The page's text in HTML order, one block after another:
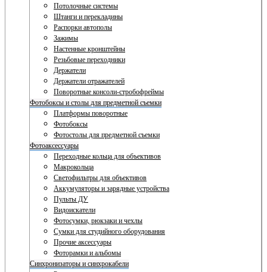
Потолочные системы
Штанги и перекладины
Распорки автополы
Зажимы
Настенные кронштейны
Резьбовые переходники
Держатели
Держатели отражателей
Поворотные консоли-стробофреймы
Фотобоксы и столы для предметной съемки
Платформы поворотные
Фотобоксы
Фотостолы для предметной съемки
Фотоаксессуары
Переходные кольца для объективов
Макрокольца
Светофильтры для объективов
Аккумуляторы и зарядные устройства
Пульты ДУ
Видоискатели
Фотосумки, рюкзаки и чехлы
Сумки для студийного оборудования
Прочие аксессуары
Фоторамки и альбомы
Синхронизаторы и синхрокабели